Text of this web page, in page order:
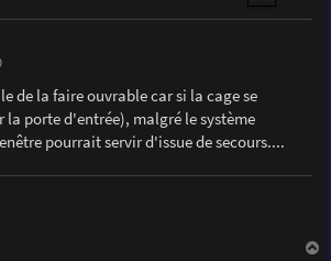
de la faire ouvrable car si la cage se
la porte d'entrée), malgré le système
pourrait servir d'issue de secours....